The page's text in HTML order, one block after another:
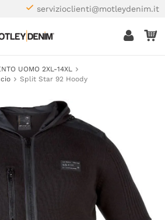
servizioclienti@motleydenim.it
UOMO 2XL-14XL
Split Star 92 Hoody